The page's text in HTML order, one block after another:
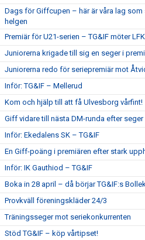
Dags för Giffcupen – här är våra lag som
helgen
Premiär för U21-serien – TG&IF möter LFK
Juniorerna krigade till sig en seger i
Juniorerna redo för seriepremiär mot
Inför: TG&IF – Mellerud
Kom och hjälp till att få Ulvesborg vårfint!
Giff vidare till nästa DM-runda efter seger
Inför: Ekedalens SK – TG&IF
En Giff-poäng i premiären efter stark
Inför: IK Gauthiod – TG&IF
Boka in 28 april – då börjar TG&IF:s
Provkväll föreningskläder 24/3
Träningsseger mot seriekonkurrenten
Stöd TG&IF – köp vårtipset!